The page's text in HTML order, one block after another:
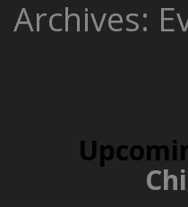
Archives: